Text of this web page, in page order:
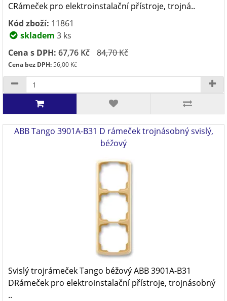
CRámeček pro elektroinstalační přístroje, trojná..
Kód zboží: 11861
skladem 3 ks
Cena s DPH: 67,76 Kč 84,70 Kč
Cena bez DPH:56,00 Kč
ABB Tango 3901A-B31 D rámeček trojnásobný svislý,
béžový
Svislý trojrámeček Tango béžový ABB 3901A-B31
DRámeček pro elektroinstalační přístroje, trojnásobný
..